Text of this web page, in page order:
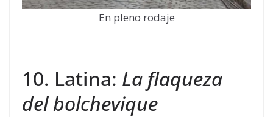
En pleno rodaje
10. Latina: La flaqueza
del bolchevique